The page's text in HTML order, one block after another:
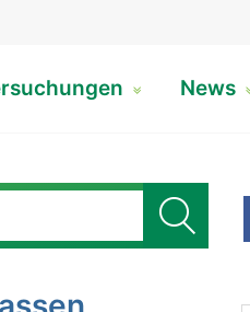
News